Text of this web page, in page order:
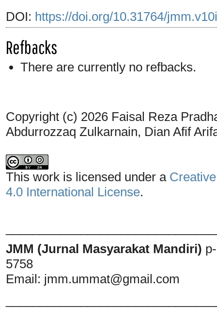
DOI: https://doi.org/10.31764/
Refbacks
There are currently no refbacks.
Copyright (c) 2026 Faisal Reza
Abdurrozzaq Zulkarnain, Dian Afif
This work is licensed under a
4.0 International License.
JMM (Jurnal Masyarakat Mandiri)
5758
Email: jmm.ummat@gmail.com